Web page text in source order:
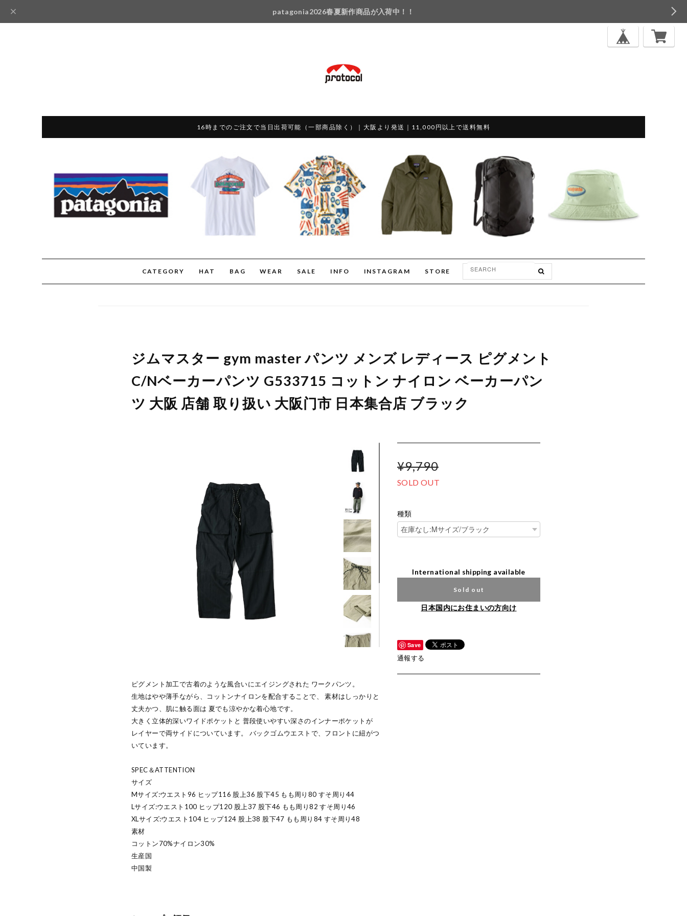
patagonia2026春夏新作商品が入荷中！！
16時までのご注文で当日出荷可能（一部商品除く）｜大阪より発送｜11,000円以上で送料無料
CATEGORY HAT BAG WEAR SALE INFO INSTAGRAM STORE
ジムマスター gym master パンツ メンズ レディース ピグメント
C/Nベーカーパンツ G533715 コットン ナイロン ベーカーパン
ツ 大阪 店舗 取り扱い 大阪门市 日本集合店 ブラック
ピグメント加工で古着のような風合いにエイジングされた ワークパンツ。
生地はやや薄手ながら、コットンナイロンを配合することで、 素材はしっかりと
丈夫かつ、肌に触る面は 夏でも涼やかな着心地です。
大きく立体的深いワイドポケットと 普段使いやすい深さのインナーポケットが
レイヤーで両サイドについています。 バックゴムウエストで、フロントに紐がつ
いています。
SPEC＆ATTENTION
サイズ
Mサイズ:ウエスト96 ヒップ116 股上36 股下45 もも周り80 すそ周り44
Lサイズ:ウエスト100 ヒップ120 股上37 股下46 もも周り82 すそ周り46
XLサイズ:ウエスト104 ヒップ124 股上38 股下47 もも周り84 すそ周り48
素材
コットン70%ナイロン30%
生産国
中国製
¥9,790
SOLD OUT
種類
International shipping available
Sold out
日本国内にお住まいの方向け
Save
通報する